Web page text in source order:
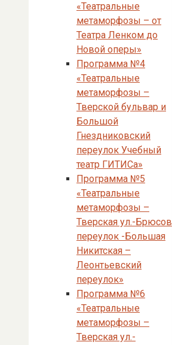
«Театральные
метаморфозы – от
Театра Ленком до
Новой оперы»
Программа №4
«Театральные
метаморфозы –
Тверской бульвар и
Большой
Гнездниковский
переулок Учебный
театр ГИТИСа»
Программа №5
«Театральные
метаморфозы –
Тверская ул.-Брюсов
переулок -Большая
Никитская –
Леонтьевский
переулок»
Программа №6
«Театральные
метаморфозы –
Тверская ул.-